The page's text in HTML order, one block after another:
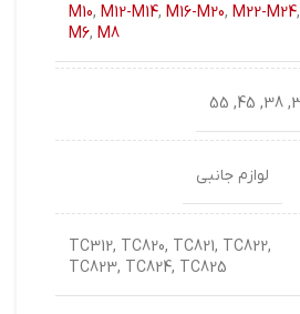
M10, M12-M14, M16-M20, M22-M24,
M6, M8
لوازم جانبی
TC312, TC820, TC821, TC822,
TC823, TC824, TC825